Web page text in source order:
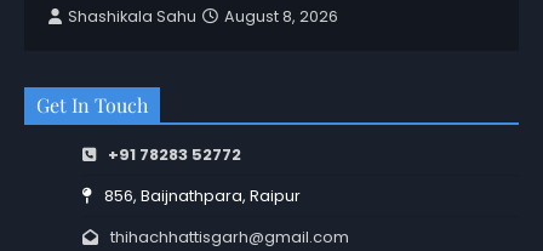
Shashikala Sahu
August 8, 2026
Get In Touch
+91 78283 52772
856, Baijnathpara, Raipur
thihachhattisgarh@gmail.com